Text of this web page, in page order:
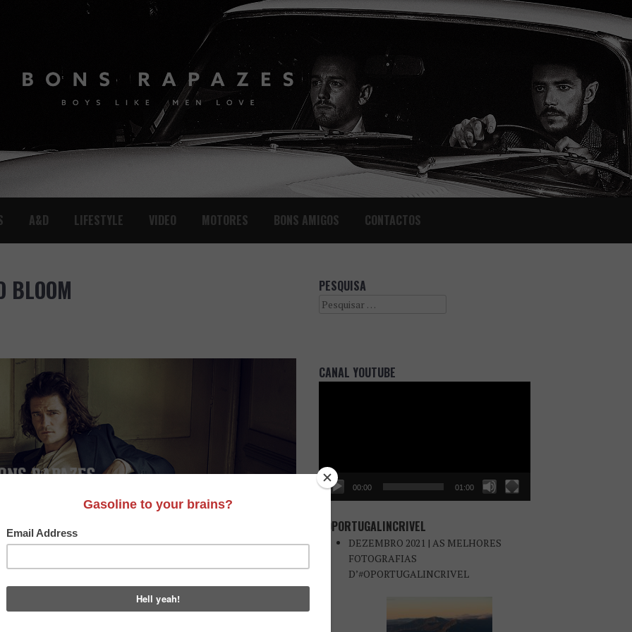
A&D LIFESTYLE VIDEO MOTORES BONS AMIGOS CONTACTOS
BLOOM PESQUISA
Search
CANAL YOUTUBE
00:00 01:00
#OPORTUGALINCRIVEL
DEZEMBRO 2021 | AS MELHORES
FOTOGRAFIAS
D’#OPORTUGALINCRIVEL